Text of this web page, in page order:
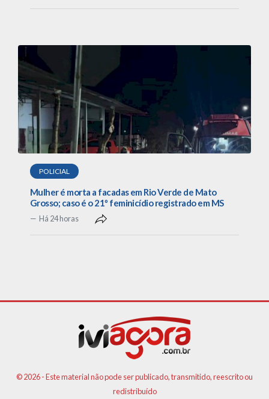
POLICIAL
Mulher é morta a facadas em Rio Verde de Mato
Grosso; caso é o 21º feminicídio registrado em MS
Há 24 horas
© 2026 - Este material não pode ser publicado, transmitido, reescrito ou
redistribuído